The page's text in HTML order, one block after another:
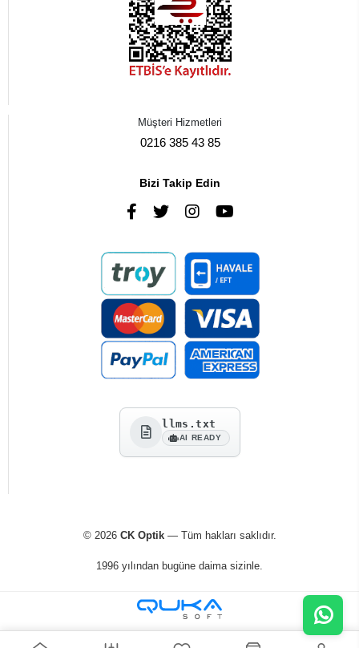
Müşteri Hizmetleri
0216 385 43 85
Bizi Takip Edin
llms.txt
AI READY
© 2026 CK Optik— Tüm hakları saklıdır.
1996 yılından bugüne daima sizinle.